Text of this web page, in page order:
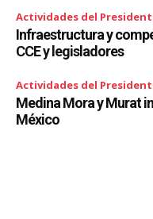
Actividades del
Infraestructura y
CCE y legisladores
Actividades del
Medina Mora y Murat
México